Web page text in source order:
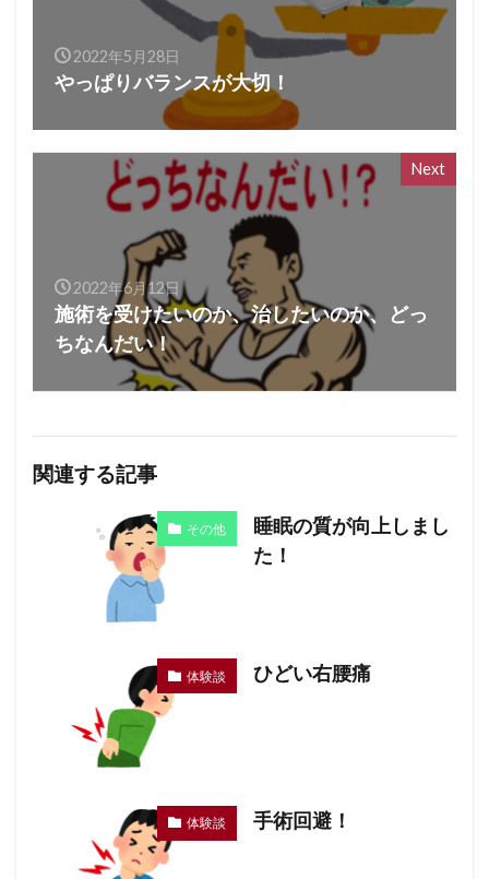
2022年5月28日
やっぱりバランスが大切！
Next
2022年6月12日
施術を受けたいのか、治したいのか、どっ
ちなんだい！
関連する記事
その他
睡眠の質が向上しまし
た！
体験談 ひどい右腰痛
体験談 手術回避！